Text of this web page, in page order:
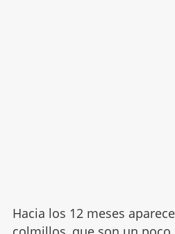
Hacia los 12 meses